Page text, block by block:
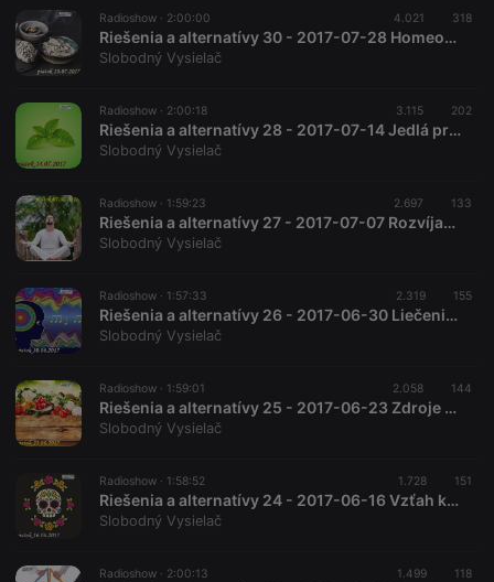
Radioshow · 2:00:00 4.021 318
Riešenia a alternatívy 30 - 2017-07-28 Homeopatia a šamanizmus
Slobodný Vysielač
Radioshow · 2:00:18 3.115 202
Riešenia a alternatívy 28 - 2017-07-14 Jedlá príroda
Slobodný Vysielač
Radioshow · 1:59:23 2.697 133
Riešenia a alternatívy 27 - 2017-07-07 Rozvíjanie mužskej sily...
Slobodný Vysielač
Radioshow · 1:57:33 2.319 155
Riešenia a alternatívy 26 - 2017-06-30 Liečenie hudbou
Slobodný Vysielač
Radioshow · 1:59:01 2.058 144
Riešenia a alternatívy 25 - 2017-06-23 Zdroje zdravých potravín
Slobodný Vysielač
Radioshow · 1:58:52 1.728 151
Riešenia a alternatívy 24 - 2017-06-16 Vzťah k smrti
Slobodný Vysielač
Radioshow · 2:00:13 1.499 118